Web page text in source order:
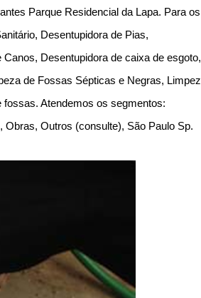
Parque Residencial da Lapa. Para os
Desentupidora de Pias,
Desentupidora de caixa de esgoto,
de Fossas Sépticas e Negras,
Atendemos os segmentos:
Outros (consulte), São Paulo Sp.